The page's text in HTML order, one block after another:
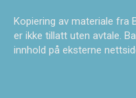
Kopiering av materiale fra
er ikke tillatt uten avtale.
innhold på eksterne